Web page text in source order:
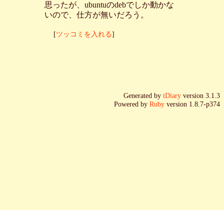
思ったが、ubuntuのdebでしか動かな
いので、仕方が無いだろう。
[ツッコミを入れる]
Generated by tDiary version 3.1.3
Powered by Ruby version 1.8.7-p374